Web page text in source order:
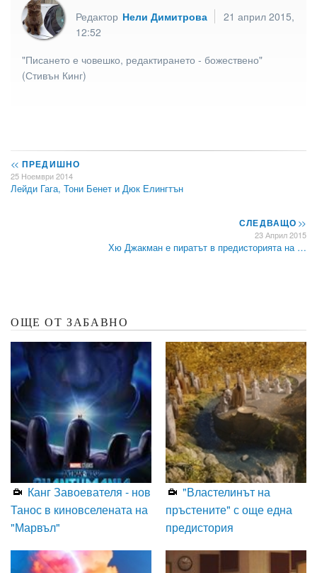
Редактор Нели Димитрова
21 април 2015,
12:52
"Писането е човешко, редактирането - божествено"
(Стивън Кинг)
<< ПРЕДИШНО
25 Ноември 2014
Лейди Гага, Тони Бенет и Дюк Елингтън
СЛЕДВАЩО>>
23 Април 2015
Хю Джакман е пиратът в предисторията на …
ОЩЕ ОТ ЗАБАВНО
Канг Завоевателя - нов
Танос в киновселената на
"Марвъл"
"Властелинът на
пръстените" с още една
предистория